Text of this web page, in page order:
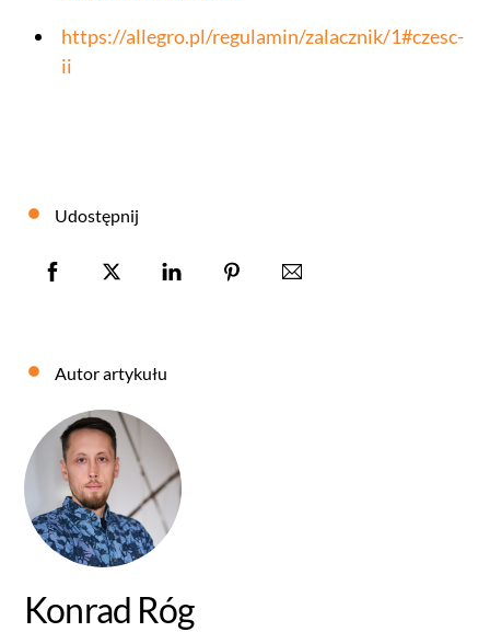
https://allegro.pl/regulamin/zalacznik/1#czesc-
ii
Udostępnij
Autor artykułu
Konrad Róg